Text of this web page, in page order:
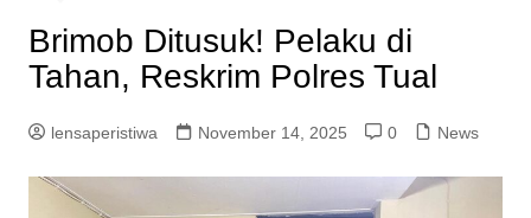
Brimob Ditusuk! Pelaku di
Tahan, Reskrim Polres Tual
lensaperistiwa November 14, 2025 0 News